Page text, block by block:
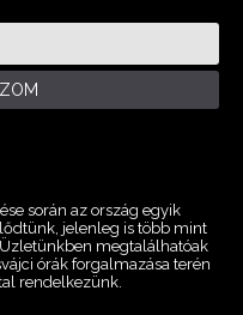
során az ország egyik
jelenleg is több mint
megtalálhatóak
órák forgalmazása terén
rendelkezünk.